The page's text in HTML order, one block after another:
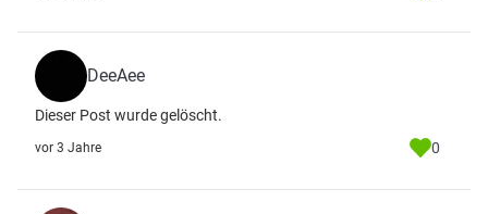
DeeAee
Dieser Post wurde gelöscht.
vor 3 Jahre 0